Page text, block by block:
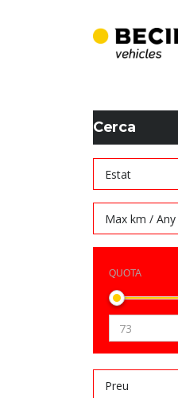
BECIER MOBILITAT
Cerca
Estat
Max km / Any
QUOTA
Preu